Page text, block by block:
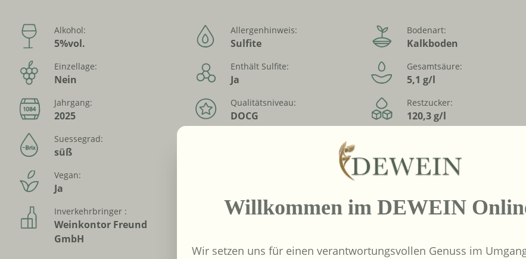
Alkohol:
5%vol.
Allergenhinweis:
Sulfite
Bodenart:
Kalkboden
Einzellage:
Nein
Enthält Sulfite:
Ja
Gesamtsäure:
5,1 g/l
Jahrgang:
2025
Qualitätsniveau:
DOCG
Restzucker:
120,3 g/l
Suessegrad:
süß
Vegan:
Ja
Biologischer Anbau:
Inverkehrbringer :
Weinkontor Freund
GmbH
Willkommen im DEWEIN
Wir setzen uns für einen verantwortungsvollen Genuss im